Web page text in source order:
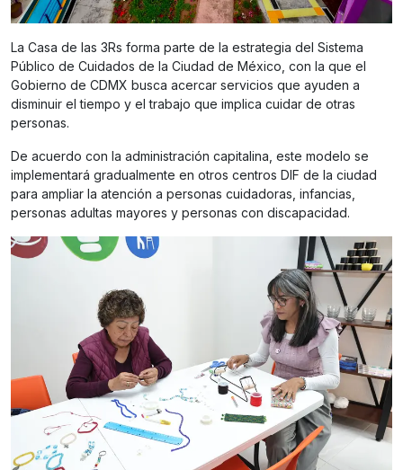
La Casa de las 3Rs forma parte de la estrategia del Sistema
Público de Cuidados de la Ciudad de México, con la que el
Gobierno de CDMX busca acercar servicios que ayuden a
disminuir el tiempo y el trabajo que implica cuidar de otras
personas.
De acuerdo con la administración capitalina, este modelo se
implementará gradualmente en otros centros DIF de la ciudad
para ampliar la atención a personas cuidadoras, infancias,
personas adultas mayores y personas con discapacidad.